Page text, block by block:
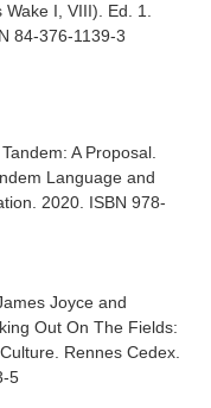
I, VIII). Ed. 1.
84-376-1139-3
A Proposal.
Language and
. 2020. ISBN 978-
Joyce and
Out On The Fields:
. Rennes Cedex.
5